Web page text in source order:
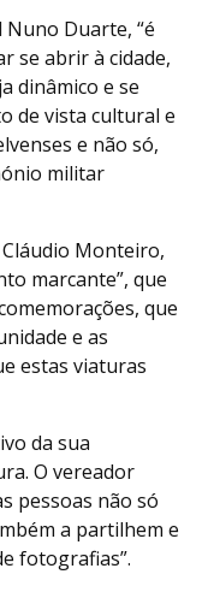
Duarte, “é
se abrir à cidade,
dinâmico e se
de vista cultural e
e não só,
militar
Cláudio Monteiro,
marcante”, que
que
e as
estas viaturas
da sua
O vereador
pessoas não só
a partilhem e
fotografias”.